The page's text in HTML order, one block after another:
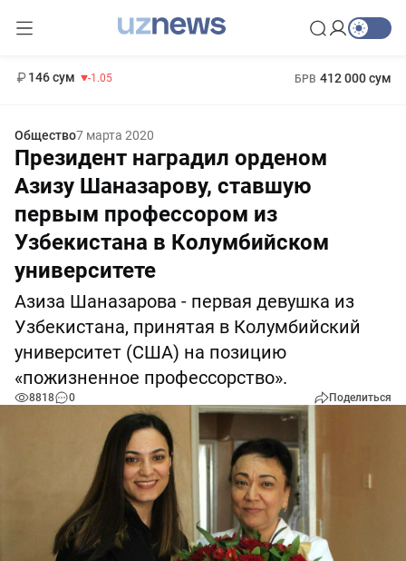
146 сум -1.05 БРВ 412 000 сум
Общество7 марта 2020
Президент наградил орденом
Азизу Шаназарову, ставшую
первым профессором из
Узбекистана в Колумбийском
университете
Азиза Шаназарова - первая девушка из
Узбекистана, принятая в Колумбийский
университет (США) на позицию
«пожизненное профессорство».
8818 0 Поделиться